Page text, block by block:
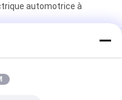
automotrice à
électrique à
d'extension 450 kg de
10 mètres Plateforme de